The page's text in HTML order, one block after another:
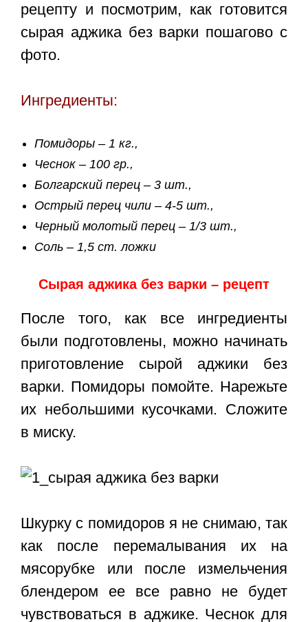
рецепту и посмотрим, как готовится
сырая аджика без варки пошагово с
фото.
Ингредиенты:
Помидоры – 1 кг.,
Чеснок – 100 гр.,
Болгарский перец – 3 шт.,
Острый перец чили – 4-5 шт.,
Черный молотый перец – 1/3 шт.,
Соль – 1,5 ст. ложки
Сырая аджика без варки – рецепт
После того, как все ингредиенты
были подготовлены, можно начинать
приготовление сырой аджики без
варки. Помидоры помойте. Нарежьте
их небольшими кусочками. Сложите
в миску.
Шкурку с помидоров я не снимаю, так
как после перемалывания их на
мясорубке или после измельчения
блендером ее все равно не будет
чувствоваться в аджике. Чеснок для